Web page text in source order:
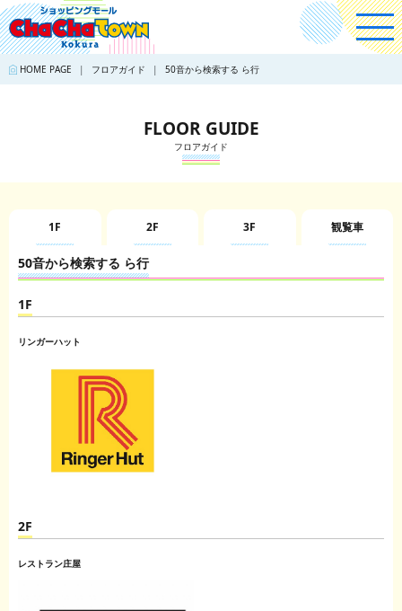
HOME PAGE フロアガイド 50音から検索する ら行
フロアガイド
FLOOR GUIDE
1F 2F 3F 観覧車
50音から検索する ら行
1F
リンガーハット
2F
レストラン庄屋